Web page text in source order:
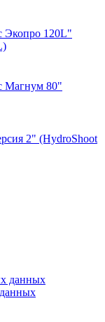
Экопро 120L"
Магнум 80"
2" (HydroShoot
данных